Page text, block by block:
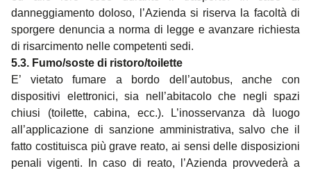
danneggiamento doloso, l’Azienda si riserva la facoltà di
sporgere denuncia a norma di legge e avanzare richiesta
di risarcimento nelle competenti sedi.
5.3. Fumo/soste di ristoro/toilette
E’ vietato fumare a bordo dell’autobus, anche con
dispositivi elettronici, sia nell’abitacolo che negli spazi
chiusi (toilette, cabina, ecc.). L’inosservanza dà luogo
all’applicazione di sanzione amministrativa, salvo che il
fatto costituisca più grave reato, ai sensi delle disposizioni
penali vigenti. In caso di reato, l’Azienda provvederà a